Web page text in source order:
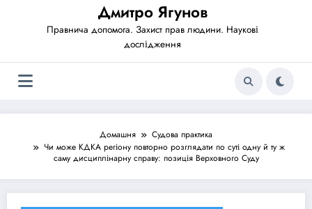
Дмитро Ягунов
Правнича допомога. Захист прав людини. Наукові
дослідження
Домашня
Судова практика
Чи може КДКА регіону повторно розглядати по суті одну й ту ж
саму дисциплінарну справу: позиція Верховного Суду